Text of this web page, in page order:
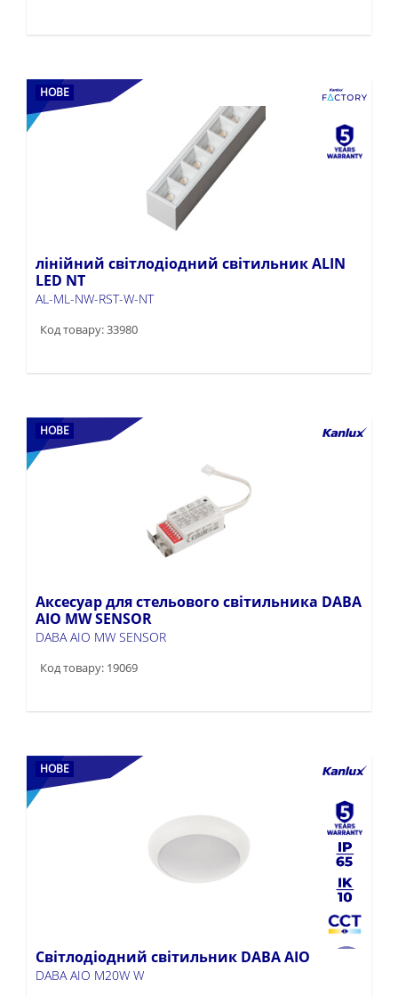
НОВЕ
лінійний світлодіодний світильник ALIN
LED NT
AL-ML-NW-RST-W-NT
Код товару: 33980
НОВЕ
Аксесуар для стельового світильника DABA
AIO MW SENSOR
DABA AIO MW SENSOR
Код товару: 19069
НОВЕ
Світлодіодний світильник DABA AIO
DABA AIO M20W W